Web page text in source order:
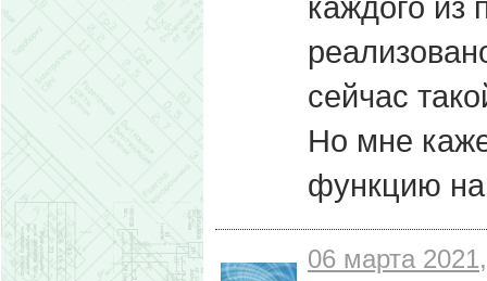
сейчас
Но мне
функцию на
06 марта